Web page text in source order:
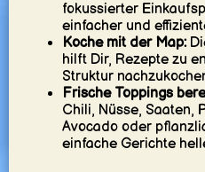
fokussierter
einfacher und
Koche mit der Map:
hilft Dir, Rezepte zu
Struktur
Frische Toppings
Chili, Nüsse, Saaten,
Avocado oder
einfache Gerichte